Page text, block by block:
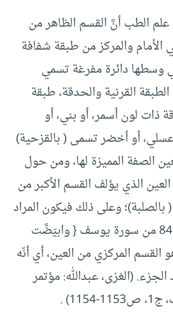
علم الطب أنَّ القسم الظاهر من
الأمام والمركز من طبقة شفافة
وسطها دائرة مفرغة تسمي
القرنية والحدقة، طبقة
ذات لون أسمر، أو بني، أو
عسلي، أو أخضر تسمى ( بالقزحية)
الصفة المميزة لها، ومن حول
الذي يؤلف القسم الأكبر من
وعلى ذلك فيكون المراد
من القول في الآية 84 من سورة يوسف { وابیَضَّت
المركزي من العين، أي أنّه
(الغزى، عبدالله: مؤتمر
.